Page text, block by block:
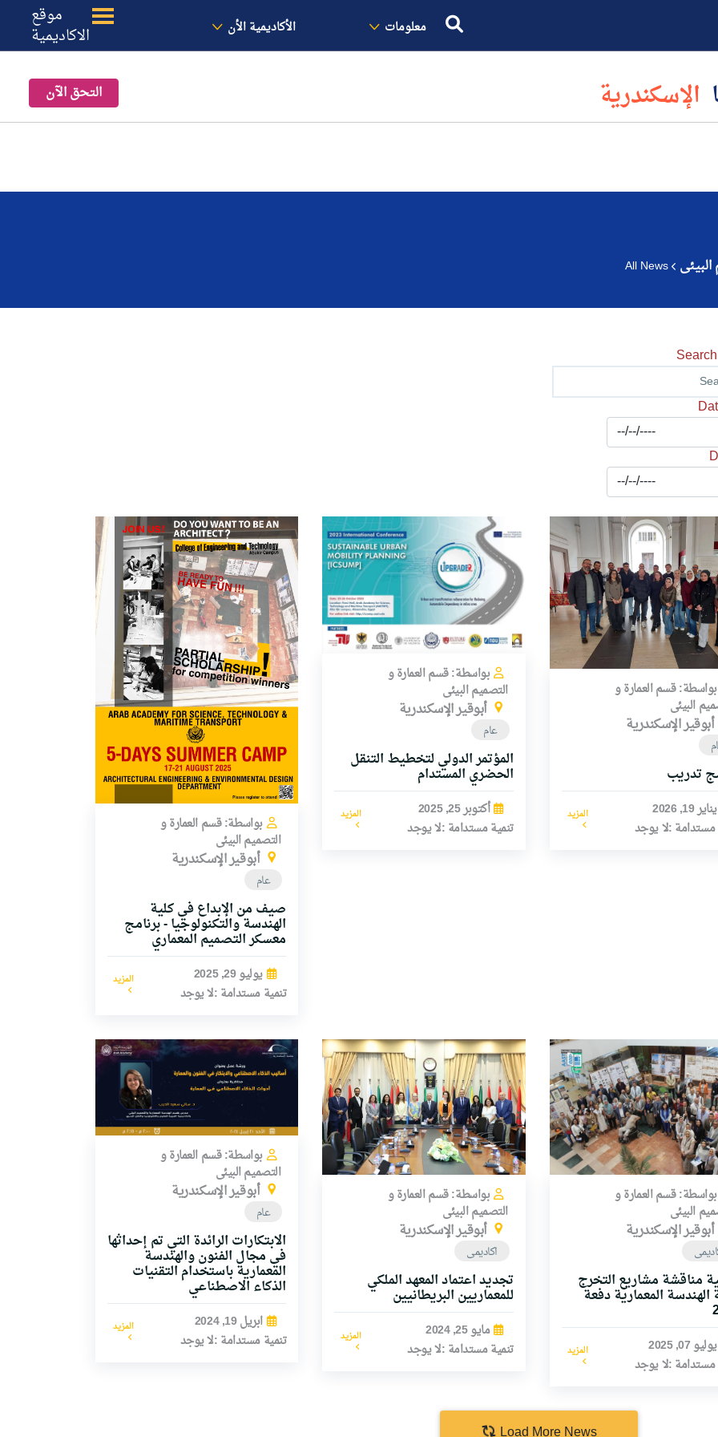
معلومات الأكاديمية الأن موقع
الاكاديمية
الأخبار معنا الموقع
الإسكندرية التحق الآن
All News
بواسطة: قسم العمارة و
البيئى
أبوقير الإسكندرية
تدريب
يناير 19, 2026
مستدامة :لا يوجد
المزيد
بواسطة: قسم العمارة و
التصميم البيئى
أبوقير الإسكندرية
عام
المؤتمر الدولي لتخطيط التنقل
الحضري المستدام
أكتوبر 25, 2025
تنمية مستدامة :لا يوجد
المزيد بواسطة: قسم العمارة و
التصميم البيئى
أبوقير الإسكندرية
عام
صيف من الإبداع في كلية
الهندسة والتكنولوجيا - برنامج
معسكر التصميم المعماري
يوليو 29, 2025
تنمية مستدامة :لا يوجد
المزيد
بواسطة: قسم العمارة و
البيئى
أبوقير الإسكندرية
مناقشة مشاريع التخرج
الهندسة المعمارية دفعة
يوليو 07, 2025
مستدامة :لا يوجد
المزيد
بواسطة: قسم العمارة و
التصميم البيئى
أبوقير الإسكندرية
اكاديمى
تجديد اعتماد المعهد الملكي
للمعماريين البريطانيين
مايو 25, 2024
تنمية مستدامة :لا يوجد
المزيد
بواسطة: قسم العمارة و
التصميم البيئى
أبوقير الإسكندرية
عام
الابتكارات الرائدة التي تم إحداثها
في مجال الفنون والهندسة
المعمارية باستخدام التقنيات
الذكاء الاصطناعي
ابريل 19, 2024
تنمية مستدامة :لا يوجد
المزيد